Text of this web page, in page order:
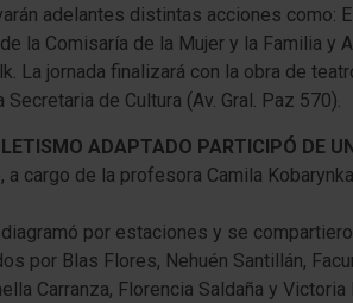
adelantes distintas acciones como:
la Comisaría de la Mujer y la Familia
La jornada finalizará con la obra de
de Cultura (Av. Gral. Paz 570).
ADAPTADO PARTICIPÓ DE
cargo de la profesora Camila
por estaciones y se
por Blas Flores, Nehuén Santillán,
Carranza, Florencia Saldaña y